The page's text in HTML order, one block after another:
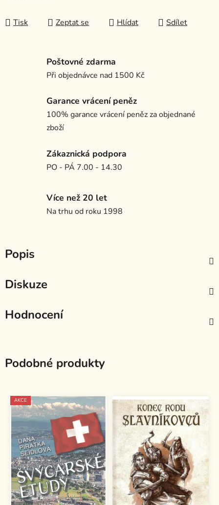
Tisk
Zeptat se Hlídat Sdílet
Poštovné zdarma
Při objednávce nad 1500 Kč
Garance vrácení peněz
100% garance vrácení peněz za objednané
zboží
Zákaznická podpora
PO - PÁ 7.00 - 14.30
Více než 20 let
Na trhu od roku 1998
Popis
Diskuze
Hodnocení
Podobné produkty
AKCE